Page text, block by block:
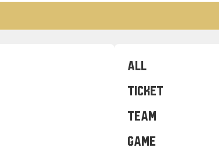
ALL
TICKET
TEAM
GAME